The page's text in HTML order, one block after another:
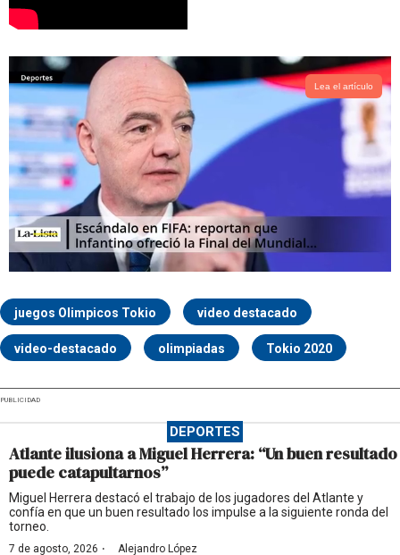
Lea el artículo
juegos Olimpicos Tokio video destacado
video-destacado olimpiadas Tokio 2020
PUBLICIDAD
DEPORTES
Atlante ilusiona a Miguel Herrera: “Un buen resultado
puede catapultarnos”
Miguel Herrera destacó el trabajo de los jugadores del Atlante y
confía en que un buen resultado los impulse a la siguiente ronda del
torneo.
7 de agosto, 2026 · Alejandro López